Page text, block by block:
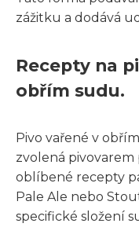
zážitku a dodává
Recepty na
obřím sudu.
Pivo vařené v
zvolená
oblíbené recepty
Pale Ale nebo
specifické složení